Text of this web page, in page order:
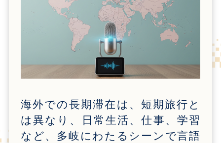
海外での長期滞在は、短期旅行と
は異なり、日常生活、仕事、学習
など、多岐にわたるシーンで言語